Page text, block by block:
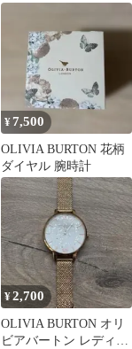
¥ 7,500
OLIVIA BURTON 花柄
ダイヤル 腕時計
¥2,700
OLIVIA BURTON オリ
ビアバートン レディー